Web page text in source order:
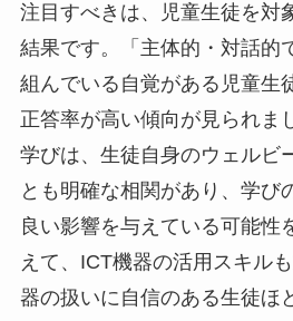
注目すべきは、児童生徒を対
結果です。「主体的・対話的
組んでいる自覚がある児童生
正答率が高い傾向が見られま
学びは、生徒自身のウェルビ
とも明確な相関があり、学び
良い影響を与えている可能性
えて、ICT機器の活用スキル
器の扱いに自信のある生徒ほ